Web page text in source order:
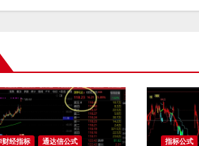
财经指标 通达信公式 指标公式